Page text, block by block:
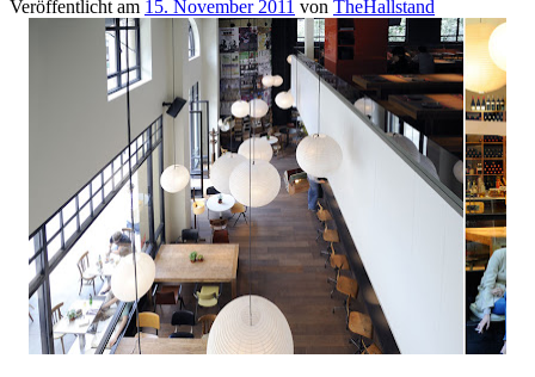
Veröffentlicht am 15. November 2011 von TheHallstand